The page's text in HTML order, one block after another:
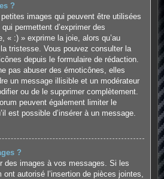
?
petites images qui peuvent être utilisées
permettent d’exprimer des
« :) » exprime la joie, alors qu’au
tristesse. Vous pouvez consulter la
depuis le formulaire de rédaction.
pas abuser des émoticônes, elles
un message illisible et un modérateur
ou de le supprimer complètement.
peuvent également limiter le
est possible d’insérer à un message.
?
des images à vos messages. Si les
autorisé l’insertion de pièces jointes,